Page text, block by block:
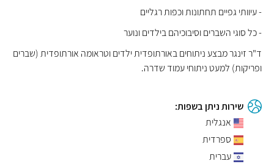
- עיוותי גפיים תחתונות וכפות רגליים
- כל סוגי השברים וסיבוכיהם בילדים ונוער
ד"ר זינגר מבצע ניתוחים באורתופדית ילדים וטראומה אורתופדית (שברים
ופריקות) למעט ניתוחי עמוד שדרה.
שירות ניתן בשפות:
אנגלית
ספרדית
עברית